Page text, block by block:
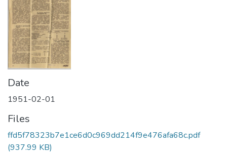
Date
1951-02-01
Files
ffd5f78323b7e1ce6d0c969dd214f9e476afa68c.pdf
(937.99 KB)